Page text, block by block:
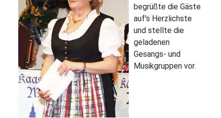
begrüßte die Gäste
auf's Herzlichste
und stellte die
geladenen
Gesangs- und
Musikgruppen vor.